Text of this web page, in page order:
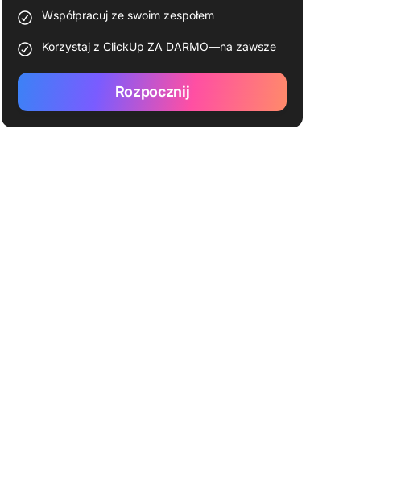
Współpracuj ze swoim zespołem
Korzystaj z ClickUp ZA DARMO—na zawsze
Rozpocznij